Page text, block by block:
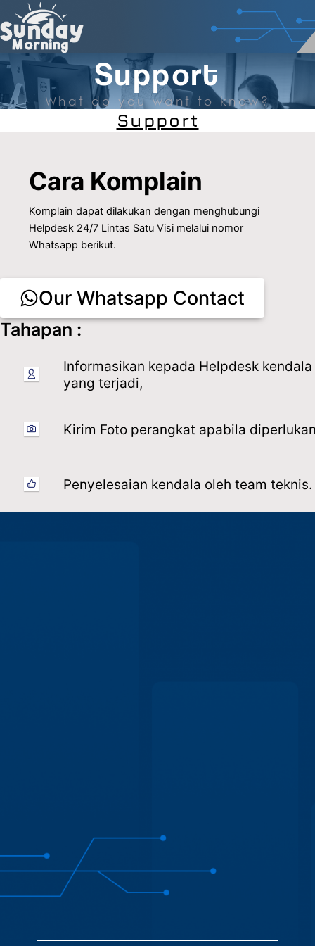
to
content
Support
What do you want to know?
Support
Cara Komplain
Komplain dapat dilakukan dengan menghubungi
Helpdesk 24/7 Lintas Satu Visi melalui nomor
Whatsapp berikut.
Our Whatsapp Contact
Tahapan :
Informasikan kepada Helpdesk kendala
yang terjadi,
Kirim Foto perangkat apabila
Penyelesaian kendala oleh team teknis.